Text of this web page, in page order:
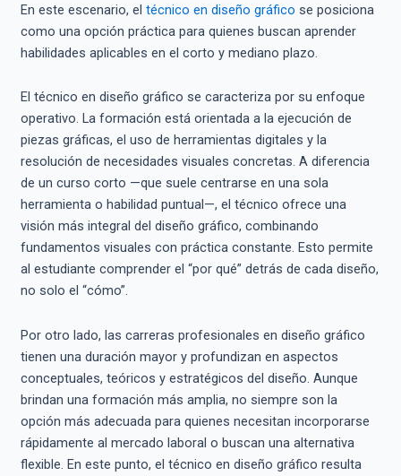
En este escenario, el técnico en diseño gráfico se posiciona
como una opción práctica para quienes buscan aprender
habilidades aplicables en el corto y mediano plazo.
El técnico en diseño gráfico se caracteriza por su enfoque
operativo. La formación está orientada a la ejecución de
piezas gráficas, el uso de herramientas digitales y la
resolución de necesidades visuales concretas. A diferencia
de un curso corto —que suele centrarse en una sola
herramienta o habilidad puntual—, el técnico ofrece una
visión más integral del diseño gráfico, combinando
fundamentos visuales con práctica constante. Esto permite
al estudiante comprender el “por qué” detrás de cada diseño,
no solo el “cómo”.
Por otro lado, las carreras profesionales en diseño gráfico
tienen una duración mayor y profundizan en aspectos
conceptuales, teóricos y estratégicos del diseño. Aunque
brindan una formación más amplia, no siempre son la
opción más adecuada para quienes necesitan incorporarse
rápidamente al mercado laboral o buscan una alternativa
flexible. En este punto, el técnico en diseño gráfico resulta